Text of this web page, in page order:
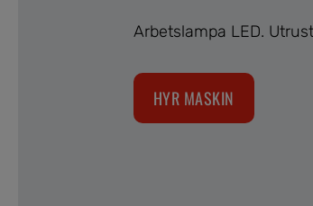
Arbetslampa LED.
HYR MASKIN